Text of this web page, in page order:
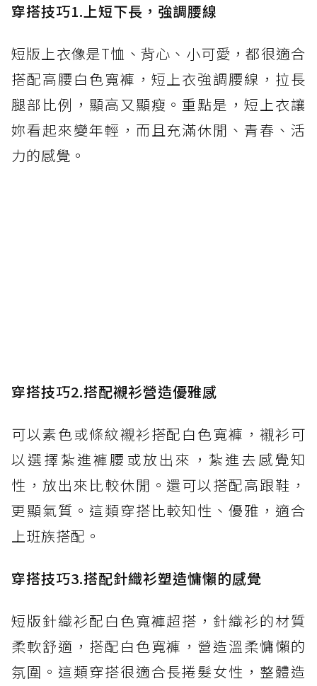
穿搭技巧1.上短下長，強調腰線
短版上衣像是T恤、背心、小可愛，都很適合
搭配高腰白色寬褲，短上衣強調腰線，拉長
腿部比例，顯高又顯瘦。重點是，短上衣讓
妳看起來變年輕，而且充滿休閒、青春、活
力的感覺。
穿搭技巧2.搭配襯衫營造優雅感
可以素色或條紋襯衫搭配白色寬褲，襯衫可
以選擇紮進褲腰或放出來，紮進去感覺知
性，放出來比較休閒。還可以搭配高跟鞋，
更顯氣質。這類穿搭比較知性、優雅，適合
上班族搭配。
穿搭技巧3.搭配針織衫塑造慵懶的感覺
短版針織衫配白色寬褲超搭，針織衫的材質
柔軟舒適，搭配白色寬褲，營造溫柔慵懶的
氛圍。這類穿搭很適合長捲髮女性，整體造